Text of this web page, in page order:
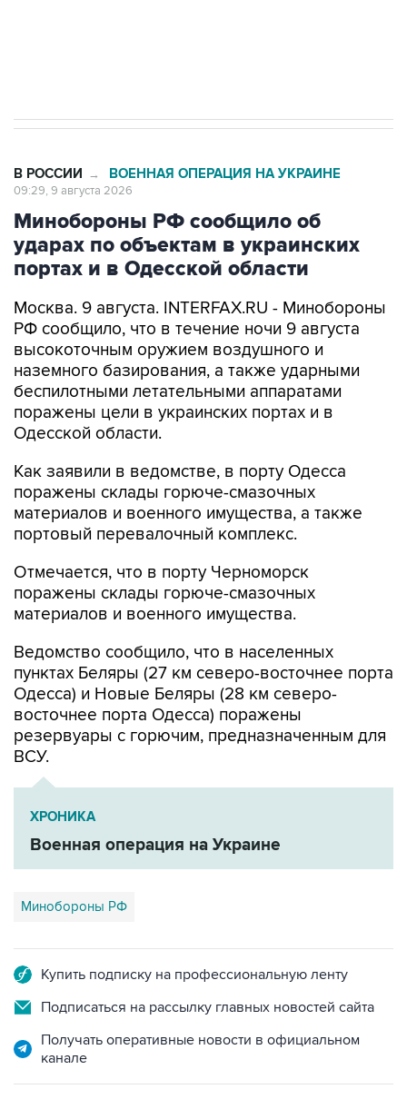
В РОССИИ → ВОЕННАЯ ОПЕРАЦИЯ НА УКРАИНЕ
09:29, 9 августа 2026
Минобороны РФ сообщило об
ударах по объектам в украинских
портах и в Одесской области
Москва. 9 августа. INTERFAX.RU - Минобороны
РФ сообщило, что в течение ночи 9 августа
высокоточным оружием воздушного и
наземного базирования, а также ударными
беспилотными летательными аппаратами
поражены цели в украинских портах и в
Одесской области.
Как заявили в ведомстве, в порту Одесса
поражены склады горюче-смазочных
материалов и военного имущества, а также
портовый перевалочный комплекс.
Отмечается, что в порту Черноморск
поражены склады горюче-смазочных
материалов и военного имущества.
Ведомство сообщило, что в населенных
пунктах Беляры (27 км северо-восточнее порта
Одесса) и Новые Беляры (28 км северо-
восточнее порта Одесса) поражены
резервуары с горючим, предназначенным для
ВСУ.
ХРОНИКА
Военная операция на Украине
Минобороны РФ
Купить подписку на профессиональную ленту
Подписаться на рассылку главных новостей сайта
Получать оперативные новости в официальном
канале